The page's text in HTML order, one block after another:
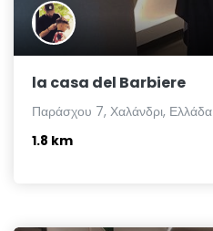
la casa del Barbiere
Παράσχου 7, Χαλάνδρι, Ελλάδα
1.8 km